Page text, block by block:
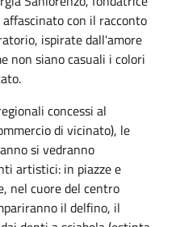
con il racconto
ispirate dall'amore
non siano casuali i colori
concessi al
di vicinato), le
si vedranno
artistici: in piazze e
nel cuore del centro
il delfino, il